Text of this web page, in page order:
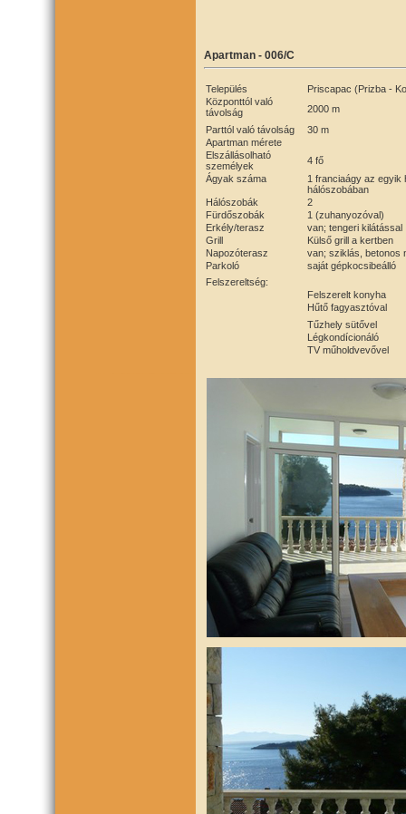
Apartman - 006/C
Település
Priscapac (Prizba -
Központtól való
távolság
2000 m
Parttól való távolság
30 m
Apartman mérete
Elszállásolható
személyek
4 fő
Ágyak száma
1 franciaágy az egyik
hálószobában
Hálószobák
2
Fürdőszobák
1 (zuhanyozóval)
Erkély/terasz
van; tengeri kilátással
Grill
Külső grill a kertben
Napozóterasz
van; sziklás, betonos
Parkoló
saját gépkocsibeálló
Felszereltség:
Felszerelt konyha
Hűtő fagyasztóval
Tűzhely sütővel
Légkondícionáló
TV műholdvevővel